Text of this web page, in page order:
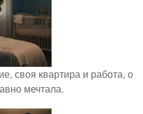
своя квартира и работа, о
мечтала.